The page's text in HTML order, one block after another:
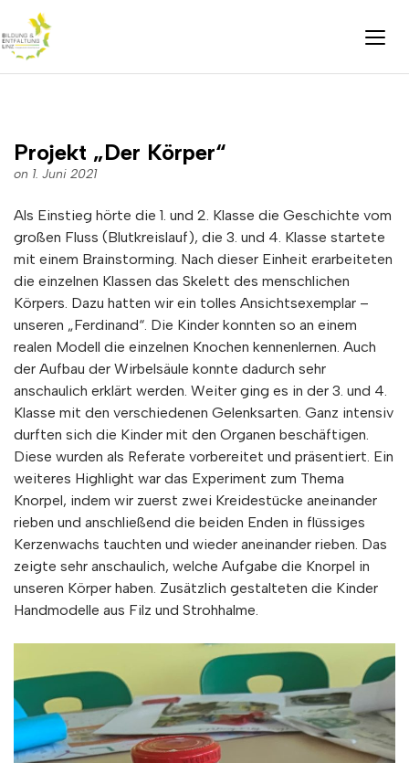
Projekt „Der Körper“
on 1. Juni 2021
Als Einstieg hörte die 1. und 2. Klasse die Geschichte vom
großen Fluss (Blutkreislauf), die 3. und 4. Klasse startete
mit einem Brainstorming. Nach dieser Einheit erarbeiteten
die einzelnen Klassen das Skelett des menschlichen
Körpers. Dazu hatten wir ein tolles Ansichtsexemplar –
unseren „Ferdinand“. Die Kinder konnten so an einem
realen Modell die einzelnen Knochen kennenlernen. Auch
der Aufbau der Wirbelsäule konnte dadurch sehr
anschaulich erklärt werden. Weiter ging es in der 3. und 4.
Klasse mit den verschiedenen Gelenksarten. Ganz intensiv
durften sich die Kinder mit den Organen beschäftigen.
Diese wurden als Referate vorbereitet und präsentiert. Ein
weiteres Highlight war das Experiment zum Thema
Knorpel, indem wir zuerst zwei Kreidestücke aneinander
rieben und anschließend die beiden Enden in flüssiges
Kerzenwachs tauchten und wieder aneinander rieben. Das
zeigte sehr anschaulich, welche Aufgabe die Knorpel in
unseren Körper haben. Zusätzlich gestalteten die Kinder
Handmodelle aus Filz und Strohhalme.